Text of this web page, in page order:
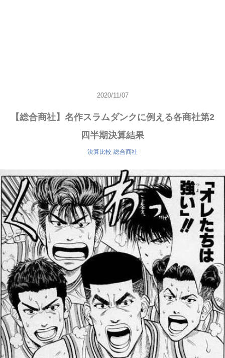
2020/11/07
【総合商社】名作スラムダンクに例える各商社第2
四半期決算結果
決算比較 総合商社